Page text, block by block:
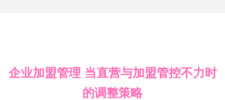
企业加盟管理 当直营与加盟管控不力时
的调整策略